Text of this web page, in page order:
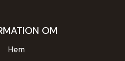
OM
Hem